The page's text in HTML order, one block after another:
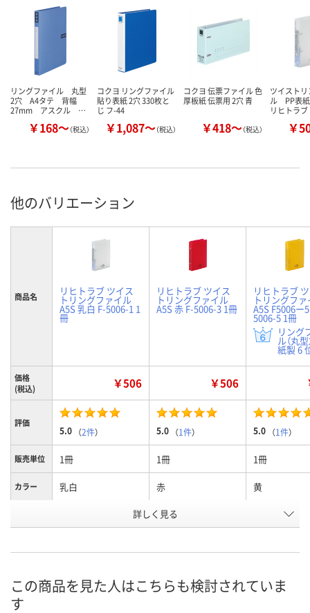
リングファイル 丸型
2穴 A4タテ 背幅
27mm アスクル …
￥168～（税込）
コクヨ リングファイル
貼り表紙 2穴 330枚と
じ フ-44
￥1,087～（税込）
コクヨ 伝票ファイル 色
厚板紙 伝票用 2穴 青
￥418～（税込）
ツイスト
ル PP表
リヒトラブ
￥
他のバリエーション
商品名 リヒトラブ ツイス
トリングファイル
A5S 乳白 F-5006-1 1
冊
リヒトラブ ツイス
トリングファイル
A5S 赤 F-5006-3 1冊
リヒトラブ
トリングフ
A5S F5006ー
5006-5 1冊
リング
ル（丸
紙製 6
価格
(税込)
￥506 ￥506
評価
5.0 （2件） 5.0 （1件） 5.0 （1件）
販売単位 1冊 1冊 1冊
カラー 乳白 赤 黄
1673748 1673757
8月9日（日）
詳しく見る
この商品を見た人はこちらも検討されていま
す